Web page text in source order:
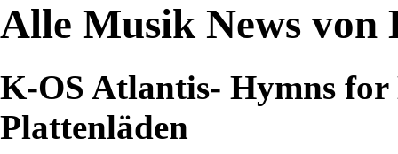
Alle Musik News von
K-OS Atlantis- Hymns for
Plattenläden